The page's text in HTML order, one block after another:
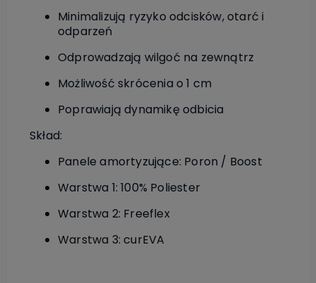
Minimalizują ryzyko odcisków, otarć i
odparzeń
Odprowadzają wilgoć na zewnątrz
Możliwość skrócenia o 1 cm
Poprawiają dynamikę odbicia
Skład:
Panele amortyzujące: Poron / Boost
Warstwa 1: 100% Poliester
Warstwa 2: Freeflex
Warstwa 3: curEVA